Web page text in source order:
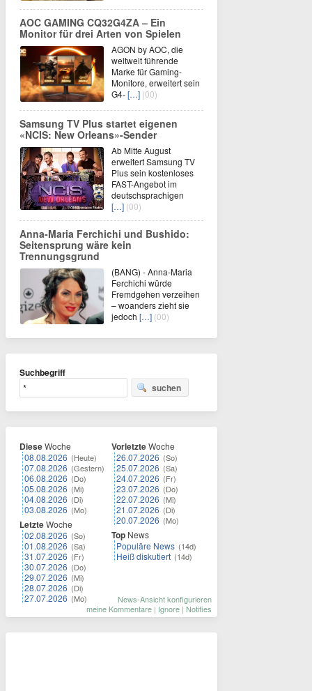
AOC GAMING CQ32G4ZA – Ein
Monitor für drei Arten von Spielen
AGON by AOC, die
weltweit führende
Marke für Gaming-
Monitore, erweitert sein
G4-[…] (00)
Samsung TV Plus startet eigenen
«NCIS: New Orleans»-Sender
Ab Mitte August
erweitert Samsung TV
Plus sein kostenloses
FAST-Angebot im
deutschsprachigen
[…] (00)
Anna-Maria Ferchichi und Bushido:
Seitensprung wäre kein
Trennungsgrund
(BANG) - Anna-Maria
Ferchichi würde
Fremdgehen verzeihen
– woanders zieht sie
jedoch […] (00)
Suchbegriff
suchen
DieseWoche
08.08.2026 (Heute)
07.08.2026 (Gestern)
06.08.2026 (Do)
05.08.2026 (Mi)
04.08.2026 (Di)
03.08.2026 (Mo)
LetzteWoche
02.08.2026 (So)
01.08.2026 (Sa)
31.07.2026 (Fr)
30.07.2026 (Do)
29.07.2026 (Mi)
28.07.2026 (Di)
27.07.2026 (Mo)
VorletzteWoche
26.07.2026 (So)
25.07.2026 (Sa)
24.07.2026 (Fr)
23.07.2026 (Do)
22.07.2026 (Mi)
21.07.2026 (Di)
20.07.2026 (Mo)
Top News
Populäre News (14d)
Heiß diskutiert (14d)
News-Ansicht konfigurieren
meine Kommentare | Ignore | Notifies